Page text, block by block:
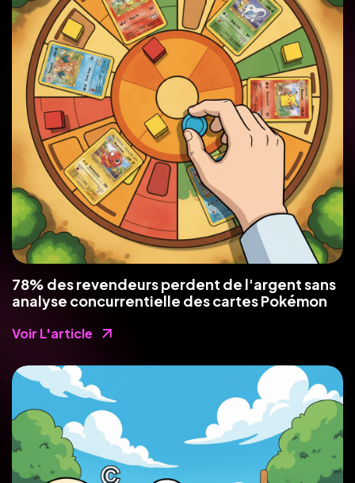
78% des revendeurs perdent de l'argent sans
analyse concurrentielle des cartes Pokémon
Voir L'article